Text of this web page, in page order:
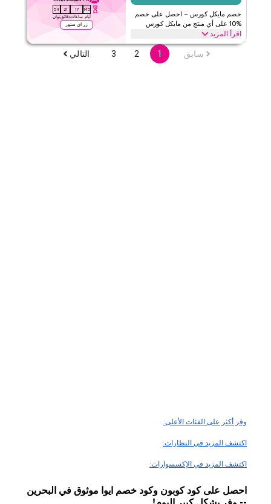
الحد الأدنى للطلب
لا شيء
ينطبق على
ويب/تطبيق
الفئات
قيّمنا
خصم مايكل كورس – احصل على خصم
%10 على أي منتج من مايكل كورس
اقرأ المزيد
145
أيام
17
ساعات
21
دقائق
53
ثوان
زر اي ستور
افتح خصم %10 مع هذا كود كوبون ايوا على كل منتجات مايكل، بما في ذلك
نصف الإطارات للرجال، النظارات الطبية المربعة/المستطيلة والمزيد.
سابق 1
2
3 التالي
وفر أكثر على الفئات الأعلى:
اكتشف المزيد في النظارات:
اكتشف المزيد في الإكسسوارات:
احصل على كود كوبون وكود خصم ايوا موثوق في البحرين